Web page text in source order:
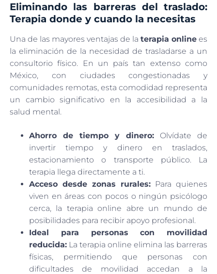
Eliminando las barreras del traslado:
Terapia donde y cuando la necesitas
Una de las mayores ventajas de la terapia online es
la eliminación de la necesidad de trasladarse a un
consultorio físico. En un país tan extenso como
México, con ciudades congestionadas y
comunidades remotas, esta comodidad representa
un cambio significativo en la accesibilidad a la
salud mental.
Ahorro de tiempo y dinero: Olvídate de
invertir tiempo y dinero en traslados,
estacionamiento o transporte público. La
terapia llega directamente a ti.
Acceso desde zonas rurales: Para quienes
viven en áreas con pocos o ningún psicólogo
cerca, la terapia online abre un mundo de
posibilidades para recibir apoyo profesional.
Ideal para personas con movilidad
reducida: La terapia online elimina las barreras
físicas, permitiendo que personas con
dificultades de movilidad accedan a la